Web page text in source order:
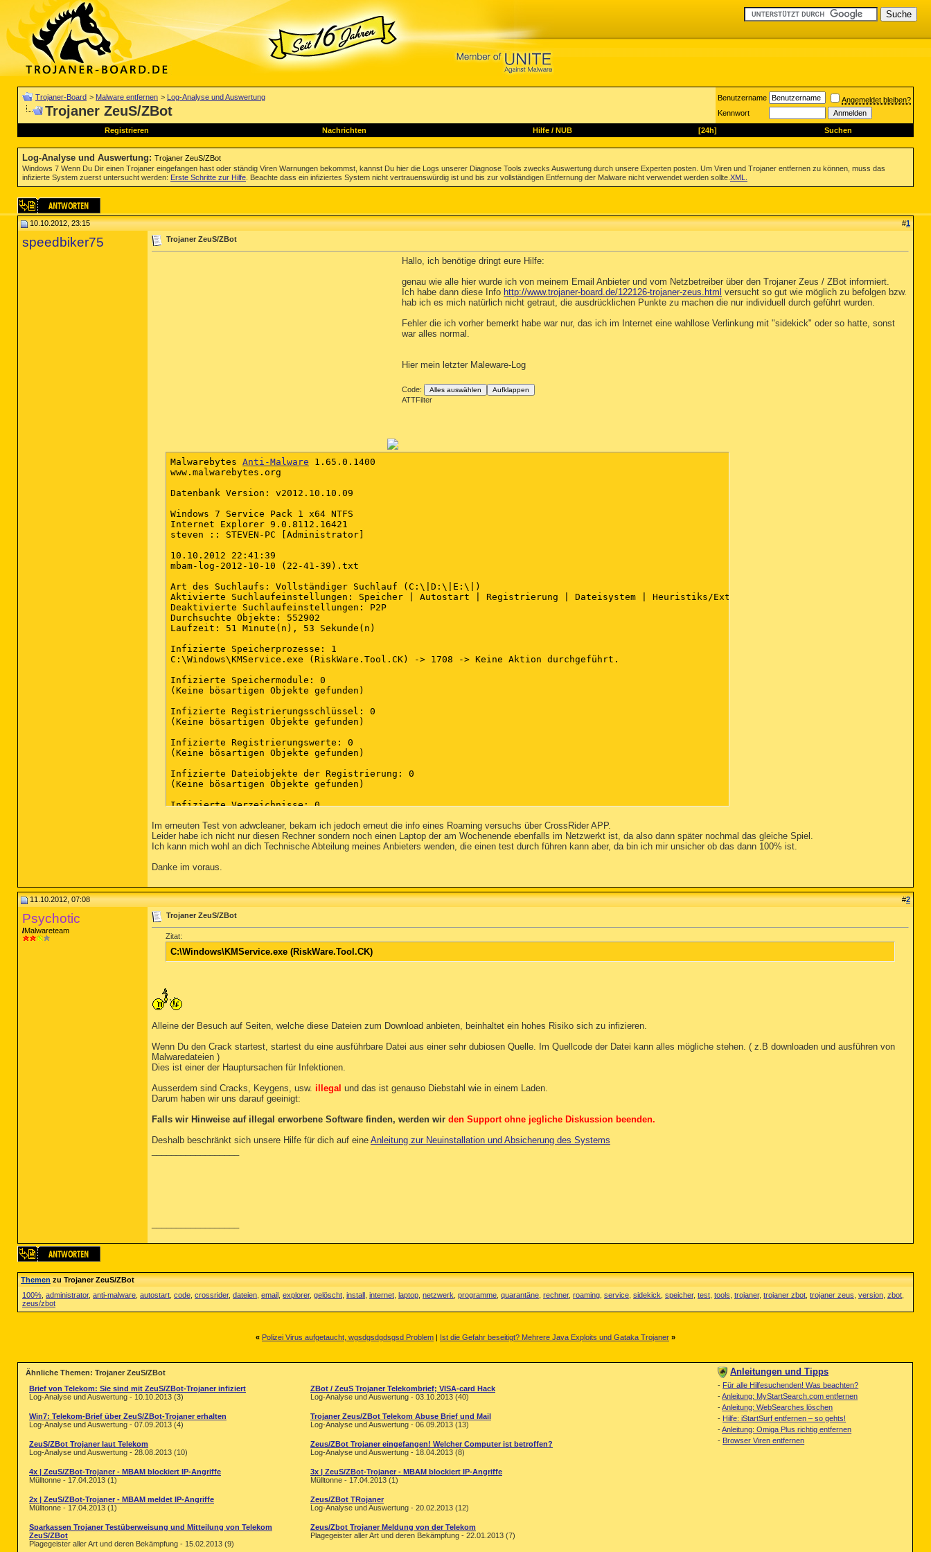
Trojaner-Board > Malware entfernen > Log-Analyse und Auswertung
Trojaner ZeuS/ZBot
Benutzername
Angemeldet bleiben?
Kennwort
Registrieren Nachrichten Hilfe/ NUB [24h] Suchen
Log-Analyse und Auswertung: Trojaner ZeuS/ZBot
Windows 7 Wenn Du Dir einen Trojaner eingefangen hast oder ständig Viren Warnungen bekommst, kannst Du hier die Logs unserer Diagnose Tools zwecks Auswertung durch unsere Experten posten. Um Viren und Trojaner entfernen zu können, muss das
infizierte System zuerst untersucht werden: Erste Schritte zur Hilfe . Beachte dass ein infiziertes System nicht vertrauenswürdig ist und bis zur vollständigen Entfernung der Malware nicht verwendet werden sollte. XML
10.10.2012, 23:15 #1
speedbiker75 Trojaner ZeuS/ZBot
Hallo, ich benötige dringt eure Hilfe:
genau wie alle hier wurde ich von meinem Email Anbieter und vom Netzbetreiber über den Trojaner Zeus / ZBot informiert.
Ich habe dann diese Info http://www.trojaner-board.de/122126-trojaner-zeus.html versucht so gut wie möglich zu befolgen bzw.
hab ich es mich natürlich nicht getraut, die ausdrücklichen Punkte zu machen die nur individuell durch geführt wurden.
Fehler die ich vorher bemerkt habe war nur, das ich im Internet eine wahllose Verlinkung mit "sidekick" oder so hatte, sonst
war alles normal.
Hier mein letzter Maleware-Log
Code: Alles auswählen Aufklappen
ATTFilter
Malwarebytes Anti-Malware 1.65.0.1400
www.malwarebytes.org
Datenbank Version: v2012.10.10.09
Windows 7 Service Pack 1 x64 NTFS
Internet Explorer 9.0.8112.16421
steven :: STEVEN-PC [Administrator]
10.10.2012 22:41:39
mbam-log-2012-10-10 (22-41-39).txt
Art des Suchlaufs: Vollständiger Suchlauf (C:\|D:\|E:\|)
Aktivierte Suchlaufeinstellungen: Speicher | Autostart | Registrierung | Dateisystem | Heuristiks/Extra | HeuristiKs/Shuriken | PUP | PUM
Deaktivierte Suchlaufeinstellungen: P2P
Durchsuchte Objekte: 552902
Laufzeit: 51 Minute(n), 53 Sekunde(n)
Infizierte Speicherprozesse: 1
C:\Windows\KMService.exe (RiskWare.Tool.CK) -> 1708 -> Keine Aktion durchgeführt.
Infizierte Speichermodule: 0
(Keine bösartigen Objekte gefunden)
Infizierte Registrierungsschlüssel: 0
(Keine bösartigen Objekte gefunden)
Infizierte Registrierungswerte: 0
(Keine bösartigen Objekte gefunden)
Infizierte Dateiobjekte der Registrierung: 0
(Keine bösartigen Objekte gefunden)
Infizierte Verzeichnisse: 0
Infizierte Dateien: 2
C:\Windows\KMService.exe (RiskWare.Tool.CK) -> Keine Aktion durchgeführt.
Im erneuten Test von adwcleaner, bekam ich jedoch erneut die info eines Roaming versuchs über CrossRider APP.
Leider habe ich nicht nur diesen Rechner sondern noch einen Laptop der am Wochenende ebenfalls im Netzwerkt ist, da also dann später nochmal das gleiche Spiel.
Ich kann mich wohl an dich Technische Abteilung meines Anbieters wenden, die einen test durch führen kann aber, da bin ich mir unsicher ob das dann 100% ist.
Danke im voraus.
11.10.2012, 07:08 #2
Psychotic
Malwareteam
Trojaner ZeuS/ZBot
Zitat:
C:\Windows\KMService.exe (RiskWare.Tool.CK)
Alleine der Besuch auf Seiten, welche diese Dateien zum Download anbieten, beinhaltet ein hohes Risiko sich zu infizieren.
Wenn Du den Crack startest, startest du eine ausführbare Datei aus einer sehr dubiosen Quelle. Im Quellcode der Datei kann alles mögliche stehen. ( z.B downloaden und ausführen von
Malwaredateien )
Dies ist einer der Hauptursachen für Infektionen.
Ausserdem sind Cracks, Keygens, usw. illegal und das ist genauso Diebstahl wie in einem Laden.
Darum haben wir uns darauf geeinigt:
Falls wir Hinweise auf illegal erworbene Software finden, werden wir den Support ohne jegliche Diskussion beenden.
Deshalb beschränkt sich unsere Hilfe für dich auf eine Anleitung zur Neuinstallation und Absicherung des Systems
Themenzu Trojaner ZeuS/ZBot
100% administrator, anti-malware autostart code crossrider, dateien email explorer, gelöscht install internet laptop netzwerk programme quarantäne rechner, roaming service sidekick speicher, test tools trojaner, trojaner zbot trojaner zeus version zbot
zeus/zbot
« Polizei Virus aufgetaucht, wgsdgsdgdsgsd Problem | Ist die Gefahr beseitigt? Mehrere Java Exploits und Gataka Trojaner »
Ähnliche Themen: Trojaner ZeuS/ZBot
Brief von Telekom: Sie sind mit ZeuS/ZBot-Trojaner infiziert
Log-Analyse und Auswertung - 10.10.2013 (3)
ZBot / ZeuS Trojaner Telekombrief; VISA-card Hack
Log-Analyse und Auswertung - 03.10.2013 (40)
Win7: Telekom-Brief über ZeuS/ZBot-Trojaner erhalten
Log-Analyse und Auswertung - 07.09.2013 (4)
Trojaner Zeus/ZBot Telekom Abuse Brief und Mail
Log-Analyse und Auswertung - 06.09.2013 (13)
ZeuS/ZBot Trojaner laut Telekom
Log-Analyse und Auswertung - 28.08.2013 (10)
Zeus/ZBot Trojaner eingefangen! Welcher Computer ist betroffen?
Log-Analyse und Auswertung - 18.04.2013 (8)
4x | ZeuS/ZBot-Trojaner - MBAM blockiert IP-Angriffe
Mülltonne - 17.04.2013 (1)
3x | ZeuS/ZBot-Trojaner - MBAM blockiert IP-Angriffe
Mülltonne - 17.04.2013 (1)
2x | ZeuS/ZBot-Trojaner - MBAM meldet IP-Angriffe
Mülltonne - 17.04.2013 (1)
Zeus/ZBot TRojaner
Log-Analyse und Auswertung - 20.02.2013 (12)
Sparkassen Trojaner Testüberweisung und Mitteilung von Telekom
ZeuS/ZBot
Plagegeister aller Art und deren Bekämpfung - 15.02.2013 (9)
Zeus/Zbot Trojaner Meldung von der Telekom
Plagegeister aller Art und deren Bekämpfung - 22.01.2013 (7)
Anleitungen und Tipps
- Für alle Hilfesuchenden! Was beachten?
-Anleitung: MyStartSearch.com entfernen
-Anleitung: WebSearches löschen
- Hilfe: iStartSurf entfernen – so gehts!
-Anleitung: Omiga Plus richtig entfernen
- Browser Viren entfernen